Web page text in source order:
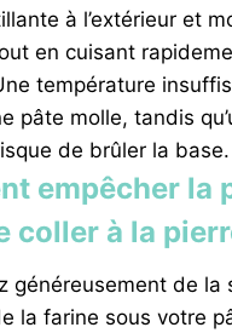
à l’extérieur et
en cuisant
température
pâte molle, tandis
de brûler la base.
empêcher la
coller à la
généreusement de la
la farine sous votre